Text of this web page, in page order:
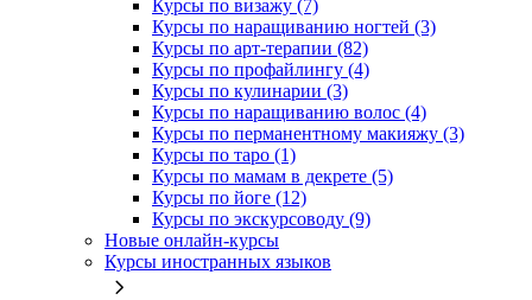
Курсы по визажу (7)
Курсы по наращиванию ногтей (3)
Курсы по арт-терапии (82)
Курсы по профайлингу (4)
Курсы по кулинарии (3)
Курсы по наращиванию волос (4)
Курсы по перманентному макияжу (3)
Курсы по таро (1)
Курсы по мамам в декрете (5)
Курсы по йоге (12)
Курсы по экскурсоводу (9)
Новые онлайн‑курсы
Курсы иностранных языков